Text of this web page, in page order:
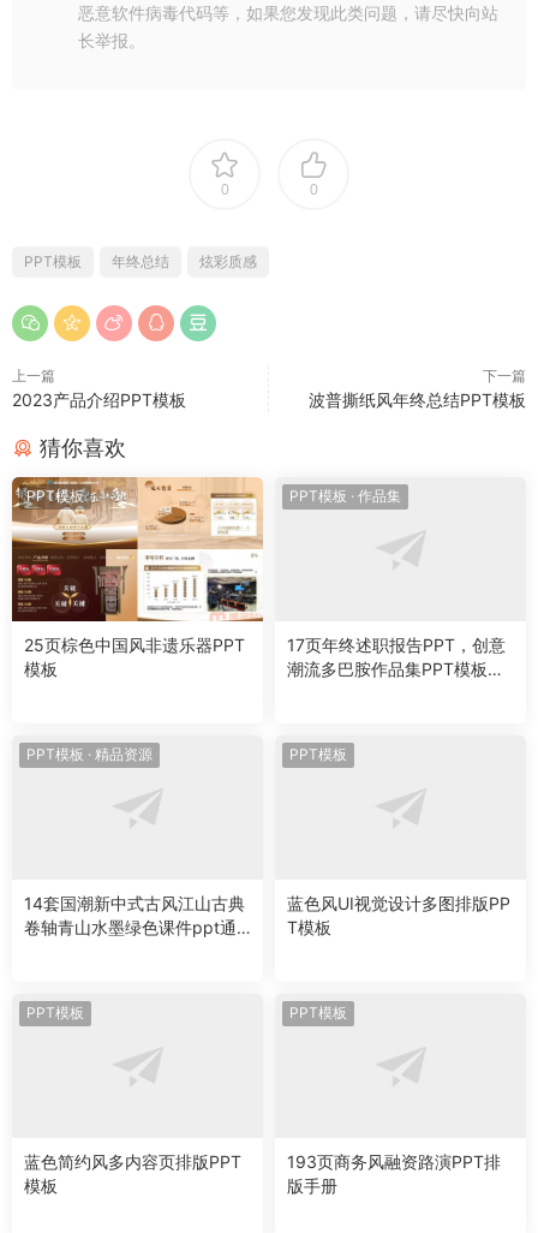
恶意软件病毒代码等，如果您发现此类问题，请尽快向站
长举报。
0 0
PPT模板 年终总结 炫彩质感
上一篇
2023产品介绍PPT模板
下一篇
波普撕纸风年终总结PPT模板
猜你喜欢
PPT模板
25页棕色中国风非遗乐器PPT
模板
PPT模板 · 作品集
17页年终述职报告PPT，创意
潮流多巴胺作品集PPT模板作
PPT模板 · 精品资源
14套国潮新中式古风江山古典
卷轴青山水墨绿色课件ppt通
PPT模板
蓝色风UI视觉设计多图排版PP
T模板
PPT模板
蓝色简约风多内容页排版PPT
模板
PPT模板
193页商务风融资路演PPT排
版手册